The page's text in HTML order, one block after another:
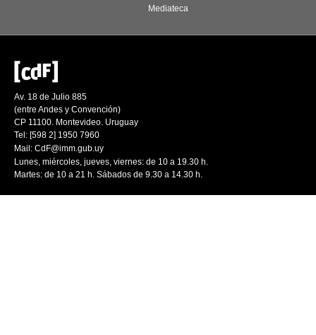
Mediateca
Av. 18 de Julio 885
(entre Andes y Convención)
CP 11100. Montevideo. Uruguay
Tel: [598 2] 1950 7960
Mail: CdF@imm.gub.uy
Lunes, miércoles, jueves, viernes: de 10 a 19.30 h.
Martes: de 10 a 21 h. Sábados de 9.30 a 14.30 h.